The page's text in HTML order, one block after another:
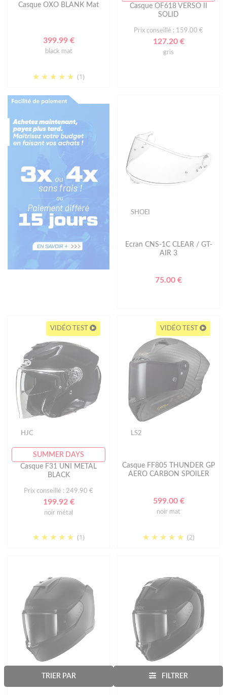
TRIER PAR FILTRER
Casque OXO BLANK Mat
399.99 €
black mat
(1)
Casque OF618 VERSO II
SOLID
Prix conseillé : 159.00 €
127.20 €
gris
SHOEI
Ecran CNS-1C CLEAR / GT-
AIR 3
75.00 €
VIDÉO TEST
HJC
SUMMER DAYS
Casque F31 UNI METAL
BLACK
Prix conseillé : 249.90 €
199.92 €
noir métal
(1)
VIDÉO TEST
LS2
Casque FF805 THUNDER GP
AERO CARBON SPOILER
599.00 €
noir mat
(2)
SHARK SHARK